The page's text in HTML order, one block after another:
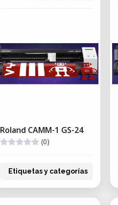
Roland CAMM-1 GS-24
(0)
Etiquetas y categorías